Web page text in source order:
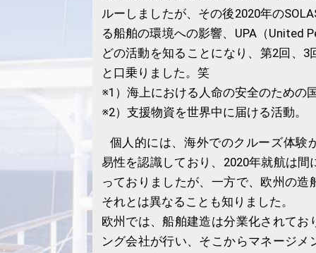
ルーしましたが、その後2020年の
る船舶の環境への影響、UPA（United
どの活動を知ることになり、第2回、
と口乗りました。笑
※1）海上における人命の安全のための
※2）支援物資を世界中に届ける活動。
個人的には、海外でのクルーズ体験
易性を認識しており、2020年就航は
っておりましたが、一方で、欧州の造
それとは異なることも知りました。
欧州では、船舶建造は分業化されてお
ング会社が行い、そこからマネージメ